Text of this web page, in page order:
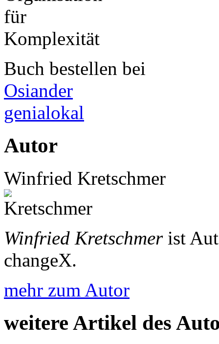
Buch bestellen bei
Osiander
genialokal
Autor
Winfried Kretschmer
Winfried Kretschmerist
changeX.
mehr zum Autor
weitere Artikel des